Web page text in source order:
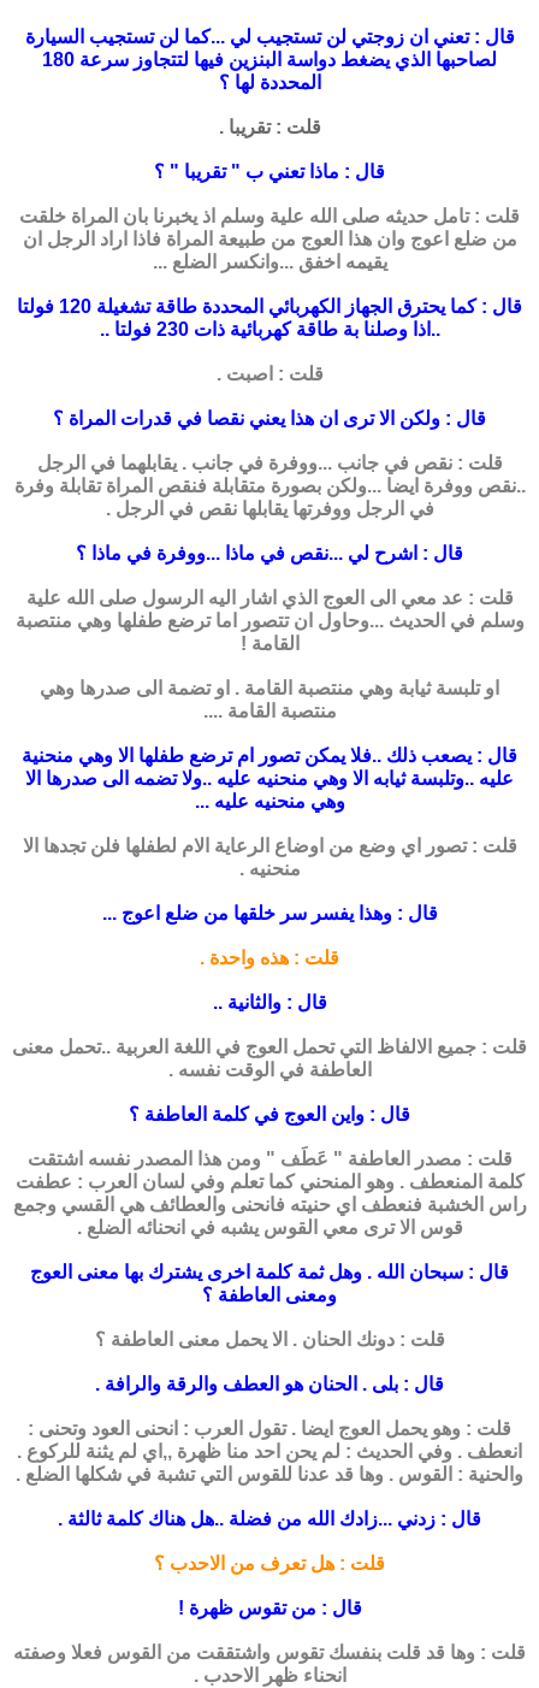
قال : تعني ان زوجتي لن تستجيب لي ...كما لن تستجيب السيارة
لصاحبها الذي يضغط
دواسة البنزين فيها لتتجاوز سرعة 180
المحددة لها ؟
قلت : تقريبا .
قال : ماذا تعني ب " تقريبا " ؟
قلت : تامل حديثه صلى الله علية وسلم اذ يخبرنا بان المراة خلقت
من ضلع اعوج وان هذا العوج من طبيعة المراة فاذا اراد الرجل ان
يقيمه اخفق ...وانكسر الضلع ...
قال : كما يحترق الجهاز الكهربائي المحددة طاقة تشغيلة 120 فولتا
..اذا وصلنا بة طاقة كهربائية ذات 230 فولتا ..
قلت : اصبت .
قال : ولكن الا ترى ان هذا يعني نقصا في قدرات المراة ؟
قلت : نقص في جانب ...ووفرة في جانب . يقابلهما في الرجل
..نقص ووفرة ايضا ...ولكن بصورة متقابلة فنقص المراة تقابلة وفرة
في الرجل ووفرتها يقابلها نقص في الرجل .
قال : اشرح لي ...نقص في ماذا ...ووفرة في ماذا ؟
قلت : عد معي الى العوج الذي اشار اليه الرسول صلى الله علية
وسلم في الحديث ...وحاول ان تتصور اما ترضع طفلها وهي منتصبة
القامة !
او تلبسة ثيابة وهي منتصبة القامة . او تضمة الى صدرها وهي
منتصبة القامة ....
قال : يصعب ذلك ..فلا يمكن تصور ام ترضع طفلها الا وهي منحنية
عليه ..وتلبسة ثيابه الا وهي منحنيه عليه ..ولا تضمه الى صدرها الا
وهي منحنيه عليه ...
قلت : تصور اي وضع من اوضاع الرعاية الام لطفلها فلن تجدها الا
منحنيه .
قال : وهذا يفسر سر خلقها من ضلع اعوج ...
قلت : هذه واحدة .
قال : والثانية ..
قلت : جميع الالفاظ التي تحمل العوج في اللغة العربية ..تحمل معنى
العاطفة في الوقت نفسه .
قال : واين العوج في كلمة العاطفة ؟
قلت : مصدر العاطفة " عَطَف " ومن هذا المصدر نفسه اشتقت
كلمة المنعطف . وهو المنحني كما تعلم وفي لسان العرب : عطفت
راس الخشبة فنعطف اي حنيته فانحنى والعطائف هي القسي وجمع
قوس الا ترى معي القوس يشبه في انحنائه الضلع .
قال : سبحان الله . وهل ثمة كلمة اخرى يشترك بها معنى العوج
ومعنى العاطفة ؟
قلت : دونك الحنان . الا يحمل معنى العاطفة ؟
قال : بلى . الحنان هو العطف والرقة والرافة .
قلت : وهو يحمل العوج ايضا . تقول العرب : انحنى العود وتحنى :
انعطف . وفي الحديث : لم يحن احد منا ظهرة ,,اي لم يثنة للركوع .
والحنية : القوس . وها قد عدنا للقوس التي تشبة في شكلها الضلع .
قال : زدني ...زادك الله من فضلة ..هل هناك كلمة ثالثة .
قلت : هل تعرف من الاحدب ؟
قال : من تقوس ظهرة !
قلت : وها قد قلت بنفسك تقوس واشتققت من القوس فعلا وصفته
انحناء ظهر الاحدب .